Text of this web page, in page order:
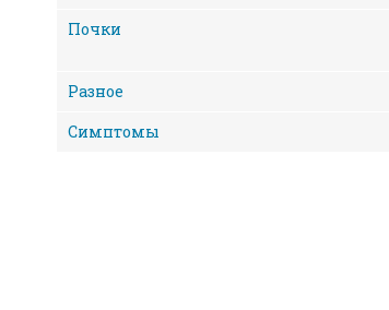
Почки
Разное
Симптомы